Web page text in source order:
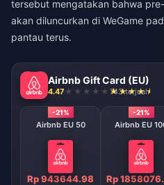
tersebut mengatakan bahwa
akan diluncurkan di WeGame
pantau terus.
Airbnb Gift Card (EU)
4.47 743 terjual
-21%
Airbnb EU 50
Rp 943644.98
-21%
Airbnb EU
Rp